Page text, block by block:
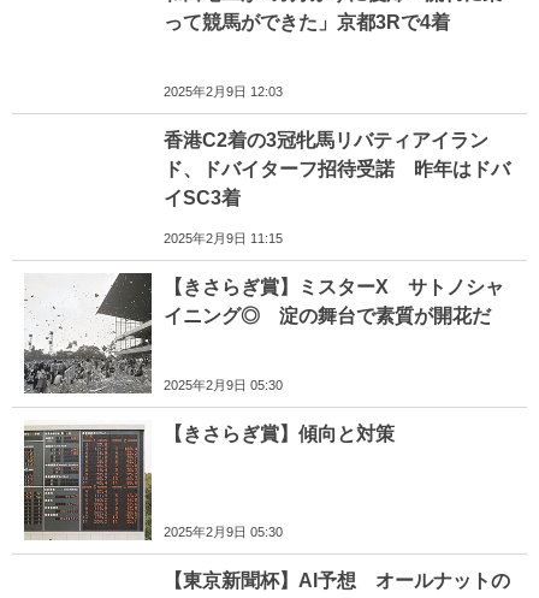
って競馬ができた」京都3Rで4着
2025年2月9日 12:03
香港C2着の3冠牝馬リバティアイラン
ド、ドバイターフ招待受諾 昨年はドバ
イSC3着
2025年2月9日 11:15
【きさらぎ賞】ミスターX サトノシャ
イニング◎ 淀の舞台で素質が開花だ
2025年2月9日 05:30
【きさらぎ賞】傾向と対策
2025年2月9日 05:30
【東京新聞杯】AI予想 オールナットの